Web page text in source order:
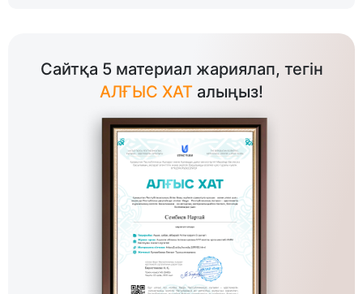
Сайтқа 5 материал жариялап, тегін
АЛҒЫС ХАТ алыңыз!